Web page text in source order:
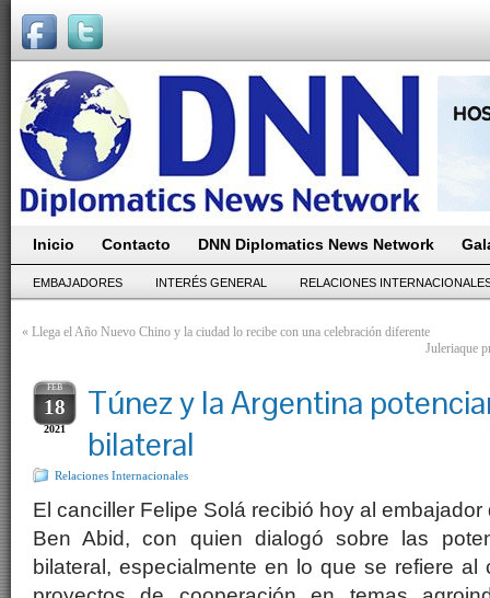
Inicio Contacto DNN Diplomatics News Network
EMBAJADORES INTERÉS GENERAL RELACIONES
« Llega el Año Nuevo Chino y la ciudad lo recibe con una celebración diferente
Juleriaque
FEB
18
2021
Túnez y la Argentina
bilateral
Relaciones Internacionales
El canciller Felipe Solá recibió hoy al
Ben Abid, con quien dialogó sobre las
bilateral, especialmente en lo que se refiere al